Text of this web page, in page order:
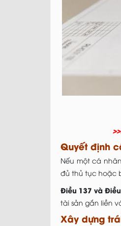
Quyết định
Nếu một cá
đủ thủ tục hoặc
Điều 137 và
tài sản gắn liền
Xây dựng